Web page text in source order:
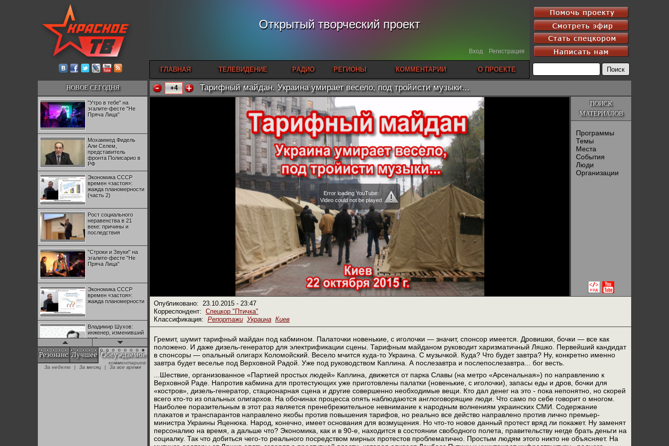
Открытый творческий проект
Вход Регистрация
ГЛАВНАЯ ТЕЛЕВИДЕНИЕ РАДИО РЕГИОНЫ КОММЕНТАРИИ О ПРОЕКТЕ
НОВОЕ СЕГОДНЯ
"Утро в тебе" на
эгалите-фесте "Не
Пряча Лица"
Мохаммед Фидель
Али Селем,
представитель
фронта Полисарио в
РФ
Экономика СССР
времен «застоя»:
жажда планомерности
(часть 2)
Рост социального
неравенства в 21
веке: причины и
последствия
"Строки и Звуки" на
эгалите-фесте "Не
Пряча Лица"
Экономика СССР
времен «застоя»:
жажда планомерности
Владимир Шухов:
инженер, изменивший
мир
"Аркадий Коц" на
эгалите-фесте "Не
Резонанс Лучшее Обсуждаемое
комментариев:
За неделю
| За месяц | За все время
+4 Тарифный майдан. Украина умирает весело, под тройисти музыки...
ПОИСК
МАТЕРИАЛОВ
Программы
Темы
Места
События
Люди
Организации
Error loading YouTube:
Video could not be played
Опубликовано: 23.10.2015 - 23:47
Корреспондент: Спецкор "Птичка"
Классификация: Репортажи Украина Киев
Гремит, шумит тарифный майдан под кабмином. Палаточки новенькие, с иголочки — значит, спонсор имеется. Дровишки, бочки — все как
положено. И даже дизель-генератор для электрификации сцены. Тарифным майданом руководит харизматичный Ляшко. Первейший кандидат
в спонсоры — опальный олигарх Коломойский. Весело мчится куда-то Украина. С музычкой. Куда? Что будет завтра? Ну, конкретно именно
завтра будет веселье под Верховной Радой. Уже под руководством Каплина. А послезавтра и послепослезавтра... бог весть.
...Шествие, организованное «Партией простых людей» Каплина, движется от парка Славы (на метро «Арсенальная») по направлению к
Верховной Раде. Напротив кабмина для протестующих уже приготовлены палатки (новенькие, с иголочки), запасы еды и дров, бочки для
«костров», дизель-генератор, стационарная сцена и другие совершенно необходимые вещи. Кто дал денег на это - пока непонятно, но скорей
всего кто-то из опальных олигархов. На обочинах процесса опять наблюдаются англоговорящие люди. Что само по себе говорит о многом.
Наиболее поразительным в этот раз является пренебрежительное невнимание к народным волнениям украинских СМИ. Содержание
плакатов и транспарантов направлено якобы против повышения тарифов, но реально все действо направлено против лично премьер-
министра Украины Яценюка. Народ, конечно, имеет основания для возмущения. Но что-то новое данный протест вряд ли покажет. Ну заменят
персоналию на время, а дальше что? Экономика, как и в 90-е, находится в состоянии свободного полета, правительству негде брать деньги на
социалку. Так что добиться чего-то реального посредством мирных протестов проблематично. Простым людям этого никто не объясняет. На